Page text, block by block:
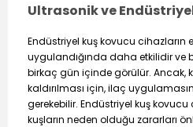
Ultrasonik ve
Endüstriyel kuş kovucu cihazların
uygulandığında daha etkilidir ve
birkaç gün içinde görülür. Ancak,
kaldırılması için, ilaç
gerekebilir. Endüstriyel kuş kovucu
kuşların neden olduğu zararları